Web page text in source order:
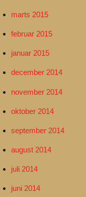
marts 2015
februar 2015
januar 2015
december 2014
november 2014
oktober 2014
september 2014
august 2014
juli 2014
juni 2014